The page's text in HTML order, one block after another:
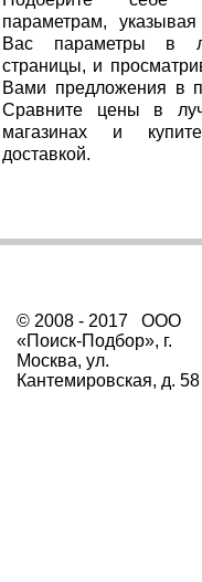
параметрам,
Вас параметры в
страницы, и
Вами предложения в
Сравните цены в
магазинах и
доставкой.
© 2008 - 2017 ООО
«Поиск-Подбор», г.
Москва, ул.
Кантемировская, д. 58